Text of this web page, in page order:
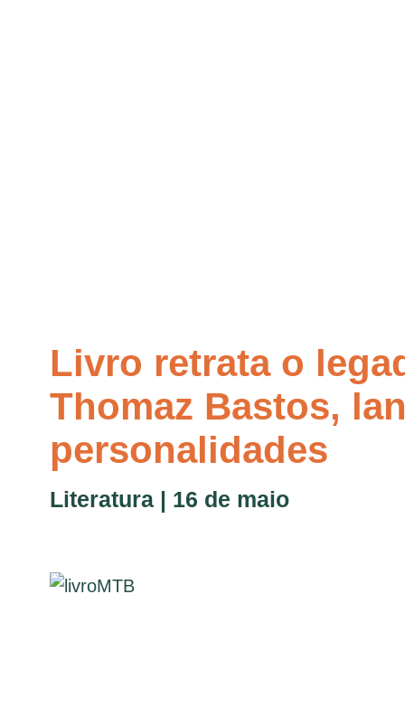
Livro retrata o
Thomaz Bastos,
personalidades
Literatura | 16 de maio